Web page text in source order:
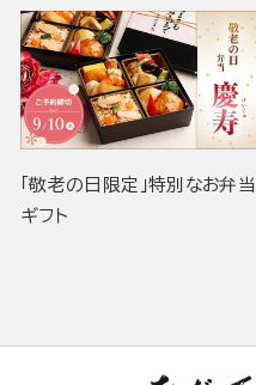
「敬老の日限定」特別なお弁当
ギフト